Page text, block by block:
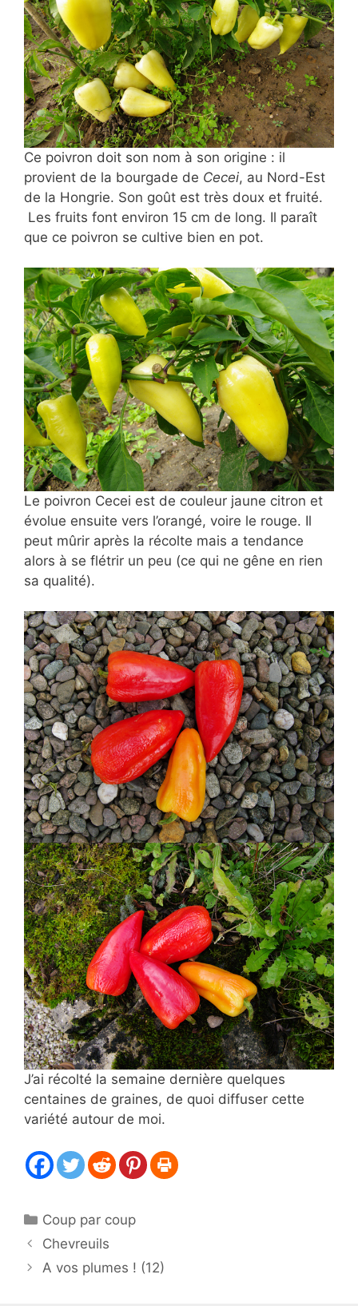
Ce poivron doit son nom à son origine : il
provient de la bourgade de Cecei, au Nord-Est
de la Hongrie. Son goût est très doux et fruité.
Les fruits font environ 15 cm de long. Il paraît
que ce poivron se cultive bien en pot.
Le poivron Cecei est de couleur jaune citron et
évolue ensuite vers l’orangé, voire le rouge. Il
peut mûrir après la récolte mais a tendance
alors à se flétrir un peu (ce qui ne gêne en rien
sa qualité).
J’ai récolté la semaine dernière quelques
centaines de graines, de quoi diffuser cette
variété autour de moi.
Catégories
Coup par coup
Chevreuils
A vos plumes ! (12)